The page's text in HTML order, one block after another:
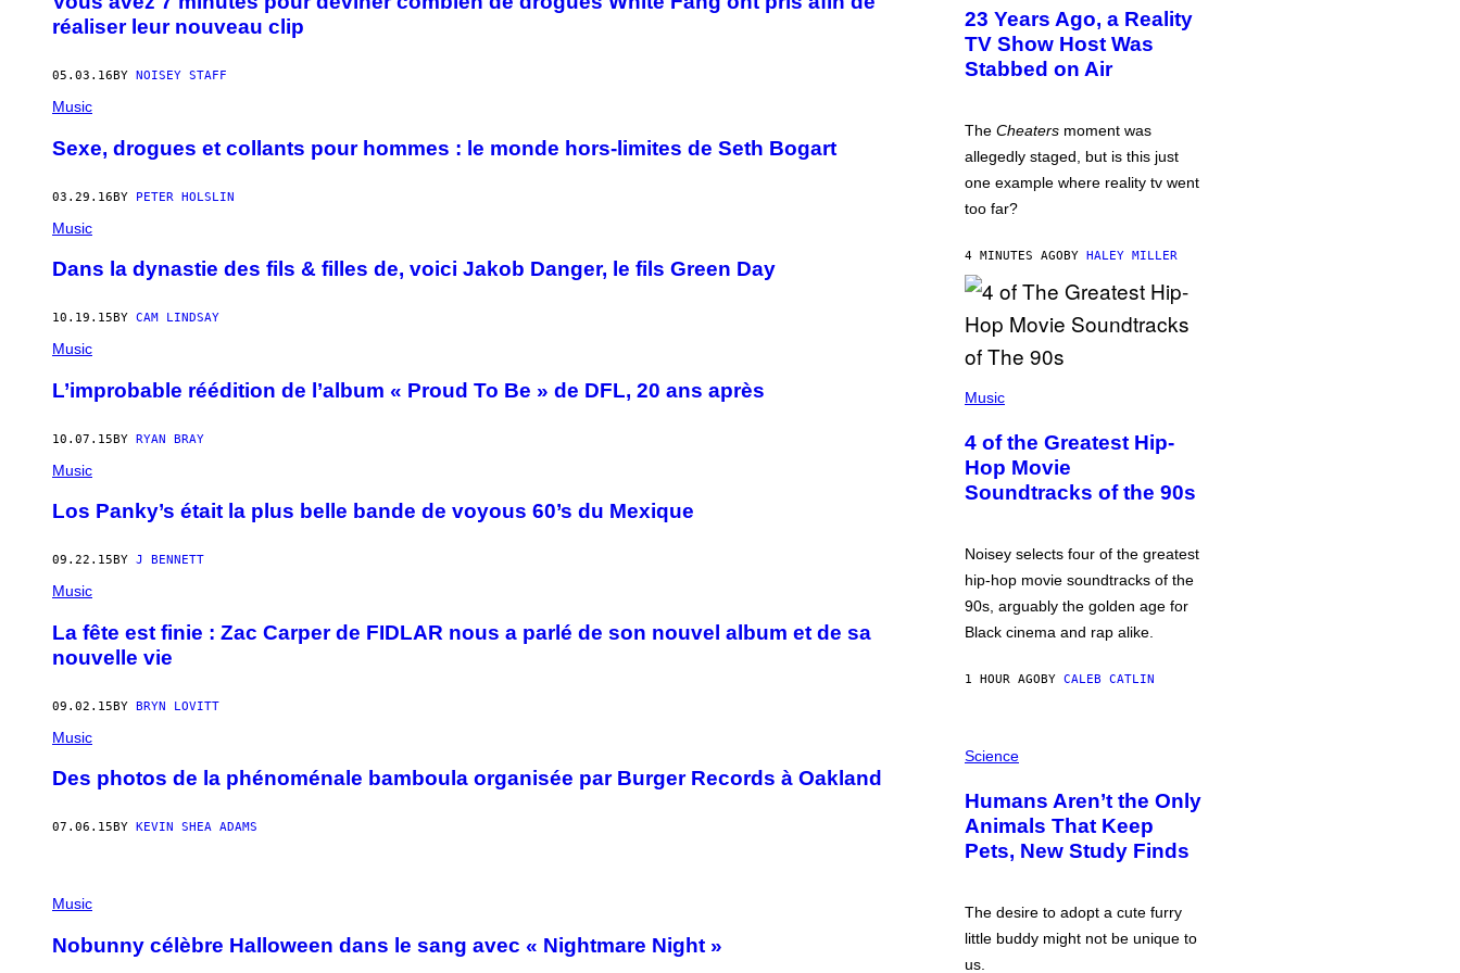
réaliser leur nouveau clip
05.03.16 BY NOISEY STAFF
Music
Sexe, drogues et collants pour hommes : le monde hors-limites de Seth Bogart
03.29.16BY PETER HOLSLIN
Music
Dans la dynastie des fils & filles de, voici Jakob Danger, le fils Green Day
10.19.15 BY CAM LINDSAY
Music
L’improbable réédition de l’album « Proud To Be » de DFL, 20 ans après
10.07.15BY RYAN BRAY
Music
Los Panky’s était la plus belle bande de voyous 60’s du Mexique
09.22.15 BY J BENNETT
Music
La fête est finie : Zac Carper de FIDLAR nous a parlé de son nouvel album et de sa
nouvelle vie
09.02.15BY BRYN LOVITT
Music
Des photos de la phénoménale bamboula organisée par Burger Records à Oakland
07.06.15 BY KEVIN SHEA ADAMS
Music
Nobunny célèbre Halloween dans le sang avec « Nightmare Night »
23 Years Ago, a Reality
TV Show Host Was
Stabbed on Air
The Cheaters moment was
allegedly staged, but is this just
one example where reality tv went
too far?
4 MINUTES AGOBY HALEY MILLER
P
T
O
B
Y
L
A
N
A
L
G
A
I
C
O
T
M
M
-
Music
4 of the Greatest Hip-
Hop Movie
Soundtracks of the 90s
Noisey selects four of the greatest
hip-hop movie soundtracks of the
90s, arguably the golden age for
Black cinema and rap alike.
1 HOUR AGOBY CALEB CATLIN
H
O
:
I
J
A
/
E
Science
Humans Aren’t the Only
Animals That Keep
Pets, New Study Finds
The desire to adopt a cute furry
little buddy might not be unique to
us.